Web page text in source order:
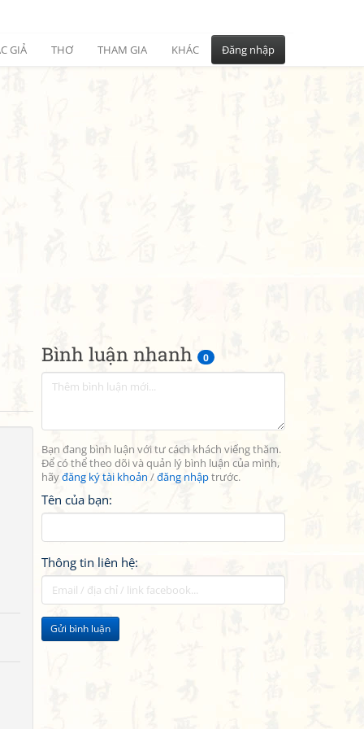
GIẢ THƠ THAM GIA KHÁC Đăng nhập
Bình luận nhanh 0
Bạn đang bình luận với tư cách khách viếng thăm.
Để có thể theo dõi và quản lý bình luận của mình,
hãyđăng ký tài khoản /đăng nhậptrước.
Tên của bạn:
Thông tin liên hệ:
Gửi bình luận